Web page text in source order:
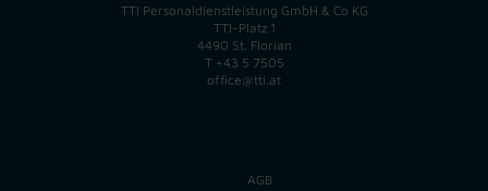
TTI Personaldienstleistung GmbH & Co KG
TTI-Platz 1
4490 St. Florian
T +43 5 7505
office@tti.at
AGB